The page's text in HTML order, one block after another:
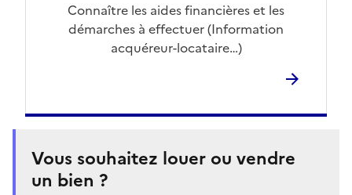
Connaître les aides financières et les
démarches à effectuer (Information
acquéreur-locataire…)
Vous souhaitez louer ou vendre
un bien ?